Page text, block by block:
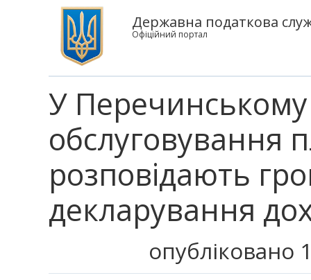
Державна податкова
Офіційний портал
У Перечинському
обслуговування
розповідають
декларування
опубліковано